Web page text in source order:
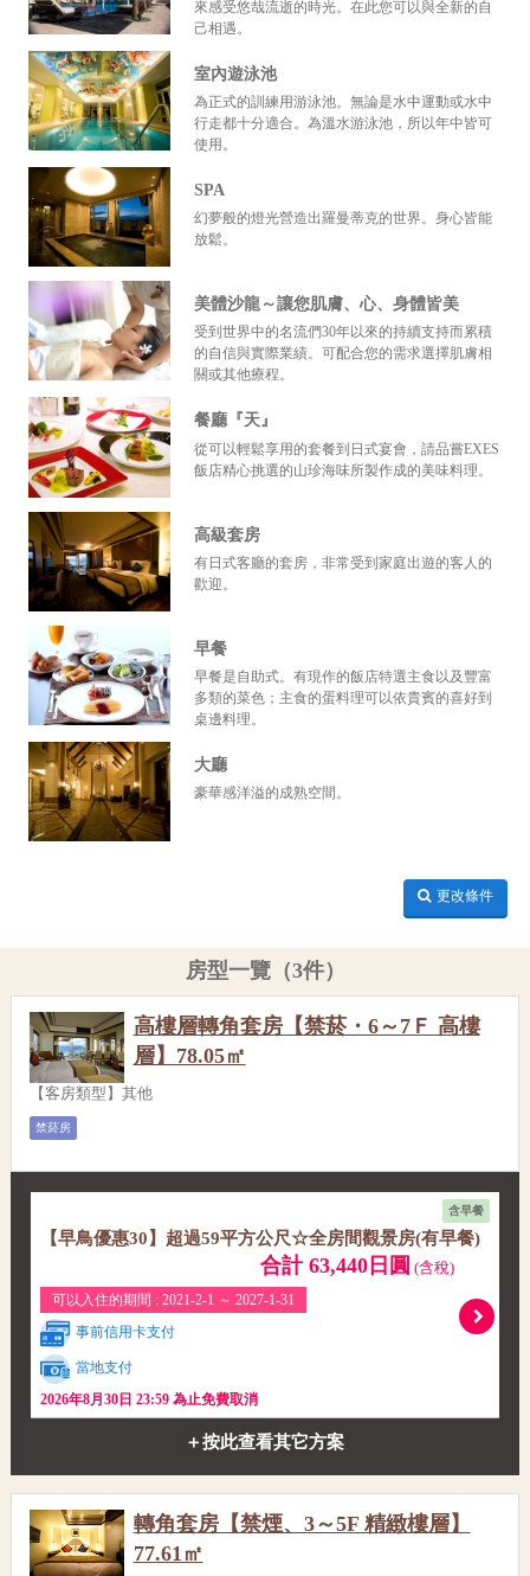
來感受悠哉流逝的時光。在此您可以與全新的自
己相遇。
室內遊泳池
為正式的訓練用游泳池。無論是水中運動或水中
行走都十分適合。為溫水游泳池，所以年中皆可
使用。
SPA
幻夢般的燈光營造出羅曼蒂克的世界。身心皆能
放鬆。
美體沙龍～讓您肌膚、心、身體皆美
受到世界中的名流們30年以來的持續支持而累積
的自信與實際業績。可配合您的需求選擇肌膚相
關或其他療程。
餐廳『天』
從可以輕鬆享用的套餐到日式宴會，請品嘗EXES
飯店精心挑選的山珍海味所製作成的美味料理。
高級套房
有日式客廳的套房，非常受到家庭出遊的客人的
歡迎。
早餐
早餐是自助式。有現作的飯店特選主食以及豐富
多類的菜色；主食的蛋料理可以依貴賓的喜好到
桌邊料理。
大廳
豪華感洋溢的成熟空間。
更改條件
房型一覽（3件）
高樓層轉角套房【禁菸・6～7Ｆ 高樓
層】78.05㎡
【客房類型】其他
禁菸房
含早餐
【早鳥優惠30】超過59平方公尺☆全房間觀景房(有早餐)
合計 63,440日圓 (含稅)
可以入住的期間 : 2021-2-1 ～ 2027-1-31
事前信用卡支付
當地支付
2026年8月30日 23:59 為止免費取消
＋按此查看其它方案
轉角套房【禁煙、3～5F 精緻樓層】
77.61㎡